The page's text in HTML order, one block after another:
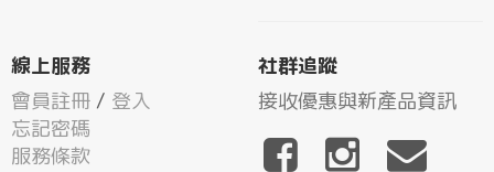
線上服務
會員註冊 / 登入
忘記密碼
服務條款
社群追蹤
接收優惠與新產品資訊